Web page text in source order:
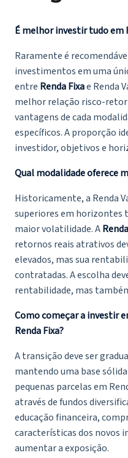
É melhor investir tudo em
Raramente é
investimentos em uma
entre Renda Fixae Renda
melhor relação risco-
vantagens de cada
específicos. A proporção
investidor, objetivos e
Qual modalidade oferece
Historicamente, a Renda
superiores em horizontes
maior volatilidade. A
retornos reais atrativos
elevados, mas sua
contratadas. A escolha
rentabilidade, mas
Como começar a investir
Renda Fixa?
A transição deve ser
mantendo uma base
pequenas parcelas em
através de fundos
educação financeira,
características dos novos
aumentar a exposição.